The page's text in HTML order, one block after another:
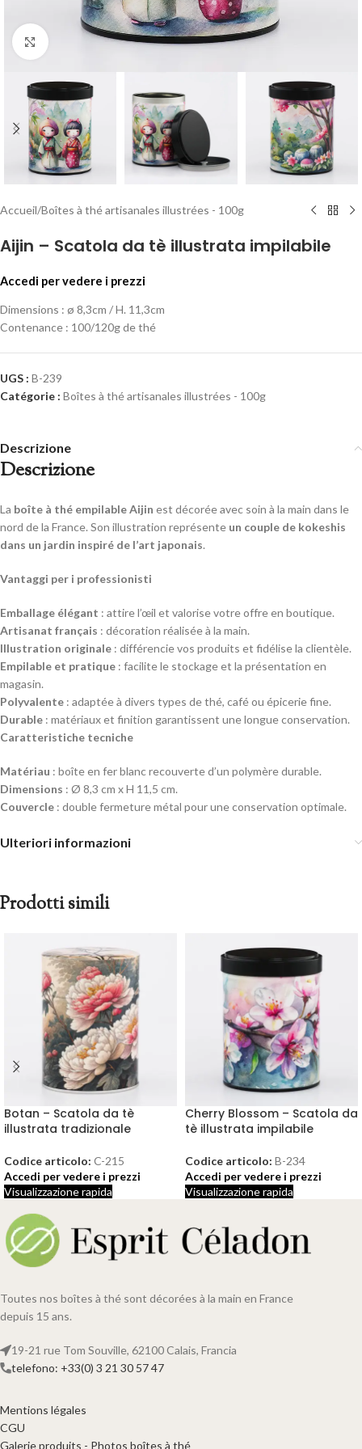
Clicca per ingrandire
Accueil/Boîtes à thé artisanales illustrées - 100g
Aijin – Scatola da tè illustrata impilabile
Accedi per vedere i prezzi
Dimensions : ø 8,3cm / H. 11,3cm
Contenance : 100/120g de thé
UGS : B-239
Catégorie : Boîtes à thé artisanales illustrées - 100g
Descrizione
Descrizione
La boîte à thé empilable Aijin est décorée avec soin à la main dans le
nord de la France. Son illustration représente un couple de kokeshis
dans un jardin inspiré de l’art japonais.
Vantaggi per i professionisti
Emballage élégant : attire l’œil et valorise votre offre en boutique.
Artisanat français : décoration réalisée à la main.
Illustration originale : différencie vos produits et fidélise la clientèle.
Empilable et pratique : facilite le stockage et la présentation en
magasin.
Polyvalente : adaptée à divers types de thé, café ou épicerie fine.
Durable : matériaux et finition garantissent une longue conservation.
Caratteristiche tecniche
Matériau : boîte en fer blanc recouverte d’un polymère durable.
Dimensions : Ø 8,3 cm x H 11,5 cm.
Couvercle : double fermeture métal pour une conservation optimale.
Ulteriori informazioni
Prodotti simili
Botan – Scatola da tè
illustrata tradizionale
Codice articolo: C-215
Accedi per vedere i prezzi
Visualizzazione rapida
Cherry Blossom – Scatola da
tè illustrata impilabile
Codice articolo: B-234
Accedi per vedere i prezzi
Visualizzazione rapida
Toutes nos boîtes à thé sont décorées à la main en France
depuis 15 ans.
19-21 rue Tom Souville, 62100 Calais, Francia
telefono: +33(0) 3 21 30 57 47
Mentions légales
CGU
Galerie produits - Photos boîtes à thé